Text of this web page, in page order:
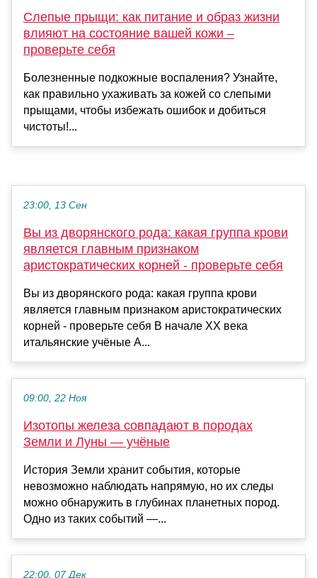
Слепые прыщи: как питание и образ жизни
влияют на состояние вашей кожи –
проверьте себя
Болезненные подкожные воспаления? Узнайте,
как правильно ухаживать за кожей со слепыми
прыщами, чтобы избежать ошибок и добиться
чистоты!...
23:00, 13 Сен
Вы из дворянского рода: какая группа крови
является главным признаком
аристократических корней - проверьте себя
Вы из дворянского рода: какая группа крови
является главным признаком аристократических
корней - проверьте себя В начале XX века
итальянские учёные А...
09:00, 22 Ноя
Изотопы железа совпадают в породах
Земли и Луны — учёные
История Земли хранит события, которые
невозможно наблюдать напрямую, но их следы
можно обнаружить в глубинах планетных пород.
Одно из таких событий —...
22:00, 07 Дек